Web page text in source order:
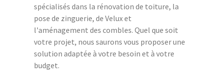
spécialisés dans la rénovation de toiture, la
pose de zinguerie, de Velux et
l'aménagement des combles. Quel que soit
votre projet, nous saurons vous proposer une
solution adaptée à votre besoin et à votre
budget.